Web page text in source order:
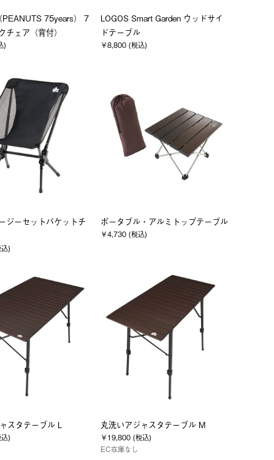
PEANUTS 75years） 7
チェア（背付）
)
LOGOS Smart Garden ウッドサイ
ドテーブル
￥8,800 (税込)
ジーセットバケットチ
)
ポータブル・アルミトップテーブル
￥4,730 (税込)
スタテーブル L
)
丸洗いアジャスタテーブル M
￥19,800 (税込)
EC在庫なし